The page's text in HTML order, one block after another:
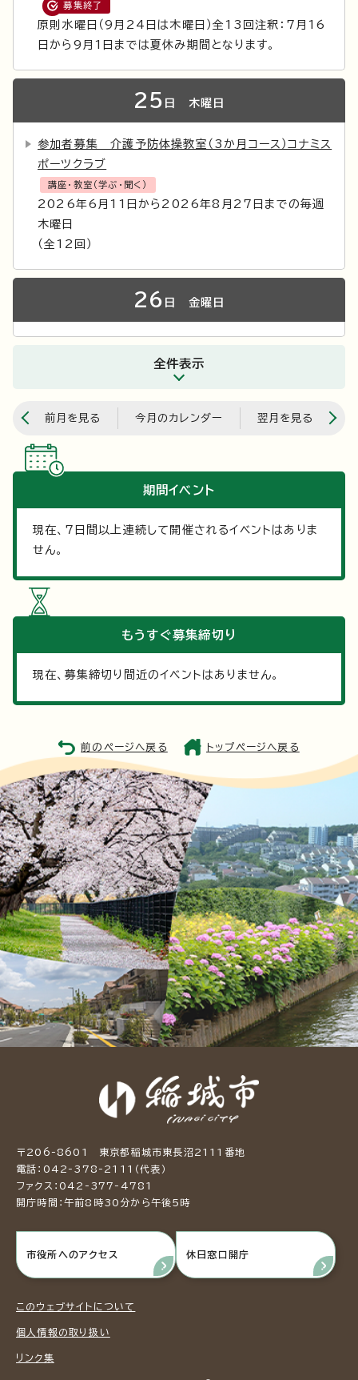
募集終了
原則水曜日（9月24日は木曜日）全13回注釈：7月16
日から9月1日までは夏休み期間となります。
25 日 木曜日
参加者募集 介護予防体操教室（3か月コース）コナミス
ポーツクラブ
講座・教室（学ぶ・聞く）
2026年6月11日から2026年8月27日までの毎週
木曜日
（全12回）
26 日 金曜日
全件表示
前月を見る 今月のカレンダー 翌月を見る
期間イベント
現在、 7 日間以上連続して開催されるイベントはありま
せん。
もうすぐ募集締切り
現在、募集締切り間近のイベントはありません。
前のページへ戻る トップページへ戻る
〒206-8601 東京都稲城市東長沼2111番地
電話：042-378-2111（代表）
ファクス：042-377-4781
開庁時間：午前8時30分から午後5時
市役所へのアクセス 休日窓口開庁
このウェブサイトについて
個人情報の取り扱い
リンク集